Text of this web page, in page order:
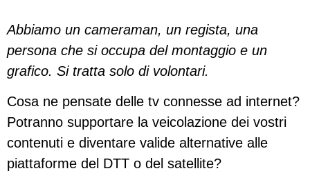
Abbiamo un cameraman, un regista, una
persona che si occupa del montaggio e un
grafico. Si tratta solo di volontari.
Cosa ne pensate delle tv connesse ad internet?
Potranno supportare la veicolazione dei vostri
contenuti e diventare valide alternative alle
piattaforme del DTT o del satellite?